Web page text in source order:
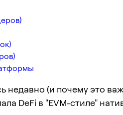
недавно (и почему это
DeFi в "EVM-стиле"